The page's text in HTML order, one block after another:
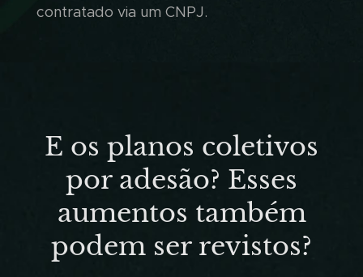
contratado via um CNPJ.
E os planos coletivos
por adesão? Esses
aumentos também
podem ser revistos?